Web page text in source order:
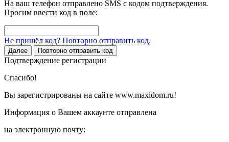
На ваш телефон отправлено SMS с кодом подтверждения.
Просим ввести код в поле:
Не пришёл код? Повторно отправить код.
Далее Повторно отправить код
Подтверждение регистрации
Спасибо!
Вы зарегистрированы на сайте www.maxidom.ru!
Информация о Вашем аккаунте отправлена
на электронную почту: